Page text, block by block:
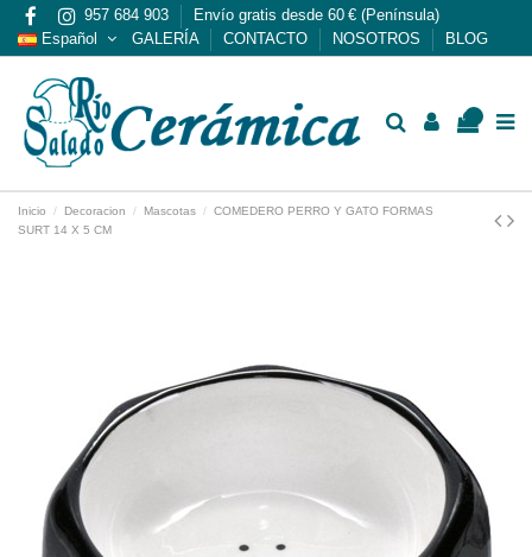
957 684 903
Envío gratis desde 60 € (Península)
Español
GALERÍA CONTACTO NOSOTROS BLOG
Inicio Decoracion Mascotas
COMEDERO PERRO Y GATO FORMAS
SURT 14 X 5 CM